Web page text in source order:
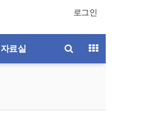
로그인
자료실